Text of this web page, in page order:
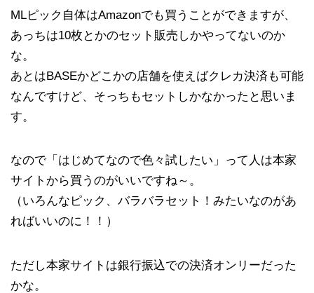
MLピック自体はAmazonでも買うことができますが、
あっちは10枚とかのセット販売しかやってないのか
な。
あとはBASEかどこかの店舗を使えばクレカ決済も可能
なんですけど、そっちもセットしかなかったと思いま
す。
なので「はじめてなので色々試したい」って人は本家
サイトから買うのがいいですね～。
（いろんなピック、バラバラセット！みたいなのがあ
ればいいのに！！）
ただし本家サイトは銀行振込での決済オンリーだった
かな。